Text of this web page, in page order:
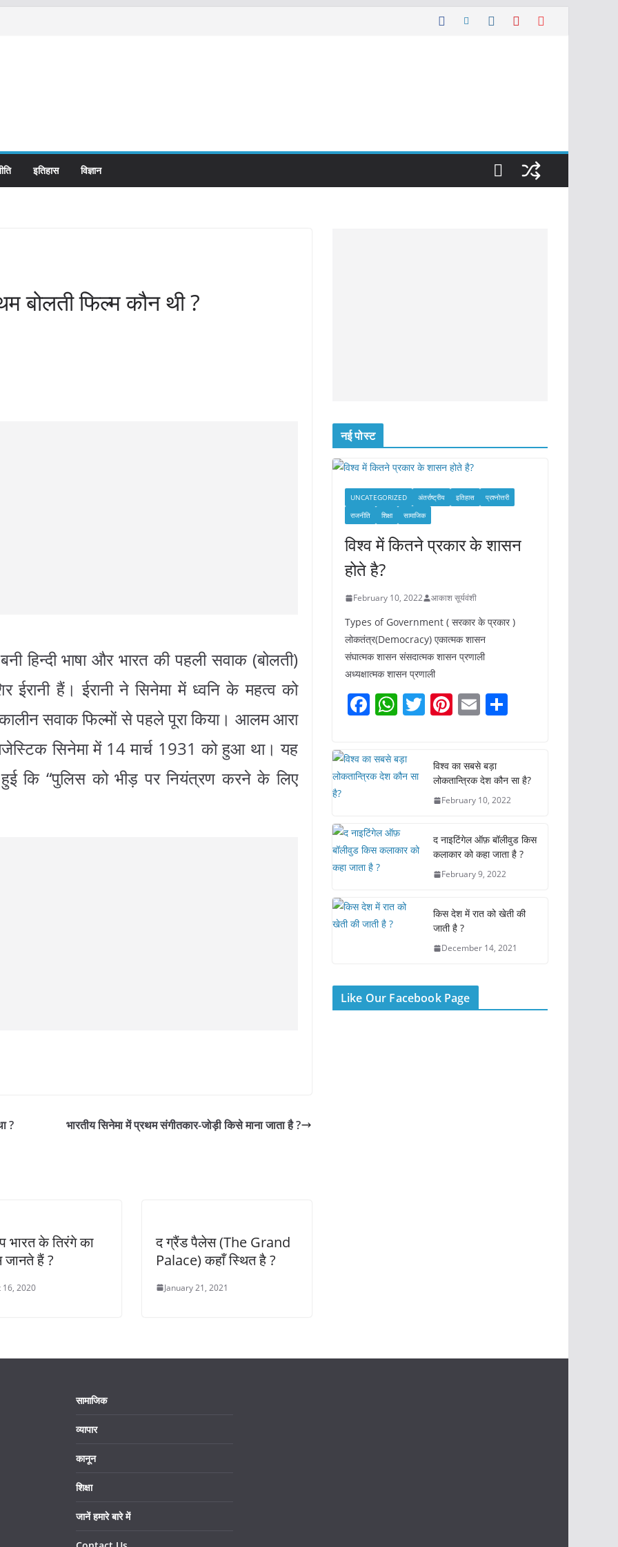
इतिहास विज्ञान
बोलती फिल्म कौन थी ?
हिन्दी भाषा और भारत की पहली सवाक (बोलती)
ईरानी हैं। ईरानी ने सिनेमा में ध्वनि के महत्व को
सवाक फिल्मों से पहले पूरा किया। आलम आरा
सिनेमा में 14 मार्च 1931 को हुआ था। यह
हुई कि “पुलिस को भीड़ पर नियंत्रण करने के लिए
? भारतीय सिनेमा में प्रथम संगीतकार-जोड़ी किसे माना जाता है ?
भारत के तिरंगे का
जानते हैं ?
16, 2020
द ग्रैंड पैलेस (The Grand
Palace) कहाँ स्थित है ?
January 21, 2021
नई पोस्ट
UNCATEGORIZED अंतर्राष्ट्रीय इतिहास
प्रश्नोत्तरी
राजनीति
शिक्षा सामाजिक
विश्व में कितने प्रकार के शासन
होते है?
February 10, 2022 आकाश सूर्यवंशी
Types of Government ( सरकार के प्रकार )
लोकतंत्र(Democracy) एकात्मक शासन
संघात्मक शासन संसदात्मक शासन प्रणाली
अध्यक्षात्मक शासन प्रणाली
F
c
e
o
k
W
at
s
p
T
er
Pi
e
st
E
l e
विश्व का सबसे बड़ा
लोकतान्त्रिक देश कौन सा है?
February 10, 2022
द नाइटिंगेल ऑफ़ बॉलीवुड किस
कलाकार को कहा जाता है ?
February 9, 2022
किस देश में रात को खेती की
जाती है ?
December 14, 2021
Like Our Facebook Page
सामाजिक
व्यापार
कानून
शिक्षा
जानें हमारे बारे में